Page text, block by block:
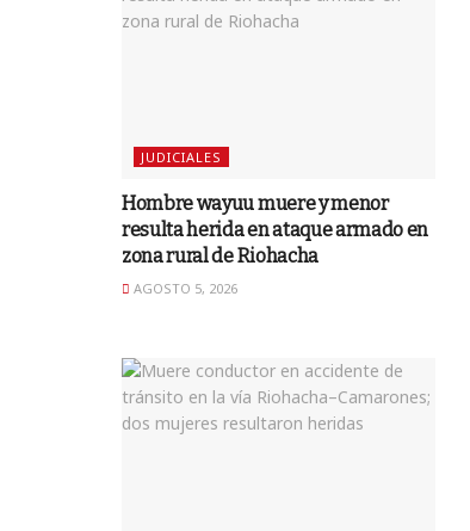
JUDICIALES
Hombre wayuu muere y menor
resulta herida en ataque armado en
zona rural de Riohacha
AGOSTO 5, 2026